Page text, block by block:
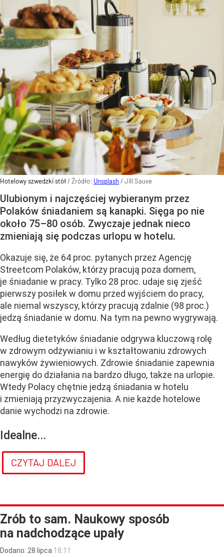
Hotelowy szwedzki stół/ Źródło: Unsplash / Jill Sauve
Ulubionym i najczęściej wybieranym przez
Polaków śniadaniem są kanapki. Sięga po nie
około 75–80 osób. Zwyczaje jednak nieco
zmieniają się podczas urlopu w hotelu.
Okazuje się, że 64 proc. pytanych przez Agencję
Streetcom Polaków, którzy pracują poza domem,
je śniadanie w pracy. Tylko 28 proc. udaje się zjeść
pierwszy posiłek w domu przed wyjściem do pracy,
ale niemal wszyscy, którzy pracują zdalnie (98 proc.)
jedzą śniadanie w domu. Na tym na pewno wygrywają.
Według dietetyków śniadanie odgrywa kluczową rolę
w zdrowym odżywianiu i w kształtowaniu zdrowych
nawyków żywieniowych. Zdrowie śniadanie zapewnia
energię do działania na bardzo długo, także na urlopie.
Wtedy Polacy chętnie jedzą śniadania w hotelu
i zmieniają przyzwyczajenia. A nie każde hotelowe
danie wychodzi na zdrowie.
Idealne...
CZYTAJ DALEJ
Zrób to sam. Naukowy sposób
na nadchodzące upały
Dodano: 28 lipca 18:11